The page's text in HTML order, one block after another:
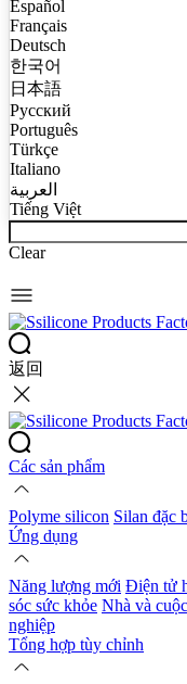
Español
Français
Deutsch
한국어
日本語
Русский
Português
Türkçe
Italiano
العربية
Tiếng Việt
Clear
返回
Các sản phẩm
Polyme silicon Silan đặc
Ứng dụng
Năng lượng mới Điện tử
sóc sức khỏe Nhà và
nghiệp
Tổng hợp tùy chỉnh